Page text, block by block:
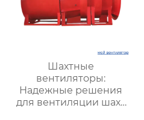
Шахтные
вентиляторы:
Надежные решения
для вентиляции шахт